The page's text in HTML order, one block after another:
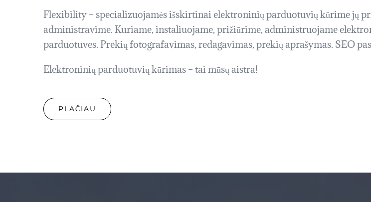
Flexibility – specializuojamės išskirtinai elektroninių parduotuvių kūrime jų
administravime. Kuriame, instaliuojame, prižiūrime, administruojame
parduotuves. Prekių fotografavimas, redagavimas, prekių aprašymas. SEO
Elektroninių parduotuvių kūrimas – tai mūsų aistra!
PLAČIAU